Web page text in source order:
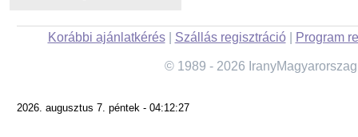
Korábbi ajánlatkérés| Szállás regisztráció| Program
© 1989 - 2026
2026. augusztus 7. péntek - 04:12:27